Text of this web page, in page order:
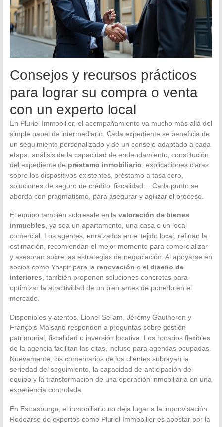
Consejos y recursos prácticos
para lograr su compra o venta
con un experto local
En Pluriel Immobilier, el acompañamiento va mucho más allá del
simple papel de intermediario. Cada expediente se beneficia de
un seguimiento personalizado y de un consejo adaptado a cada
etapa: análisis de la capacidad de endeudamiento, constitución
del expediente de préstamo inmobiliario , explicaciones claras
sobre los dispositivos existentes, préstamo a tasa cero,
soluciones de seguro de crédito, fiscalidad… Cada punto se
aborda con pragmatismo, para asegurar y agilizar el proceso.
El equipo también sobresale en la valoración de bienes
inmuebles , ya sea un apartamento, una casa o un local
comercial. Los agentes, enraizados en el tejido local, refinan la
estimación, recomiendan el mejor momento para comercializar
y asesoran sobre las estrategias de negociación. Al apoyarse en
socios como Ynspir para la renovación o el diseño de
interiores , también proponen soluciones concretas para
optimizar la atractividad de un bien antes de ponerlo en el
mercado.
Disponibles y atentos, Lionel Sellam, Jérémy Gautheron y
François Maisano responden a preguntas sobre gestión
patrimonial, fiscalidad o inversión locativa. Los horarios flexibles
de la agencia facilitan las citas, incluso para agendas ocupadas.
Nuevamente, los comentarios de los clientes subrayan la
seriedad del seguimiento, la capacidad de anticipación del
equipo y la transformación de una operación inmobiliaria en una
experiencia controlada.
En Estrasburgo, el inmobiliario no deja lugar a la improvisación.
Rodearse de expertos como Pluriel Immobilier es apostar por la